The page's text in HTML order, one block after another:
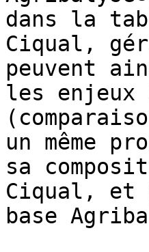
dans la
Ciqual,
peuvent
les enjeux
un même
sa
Ciqual, et
base